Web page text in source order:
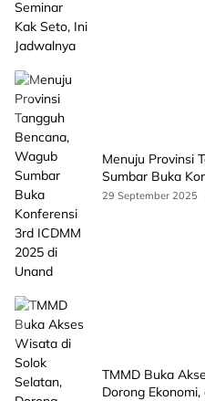
Menuju Provinsi
Sumbar Buka
Unand
29 September 2025
TMMD Buka
Dorong